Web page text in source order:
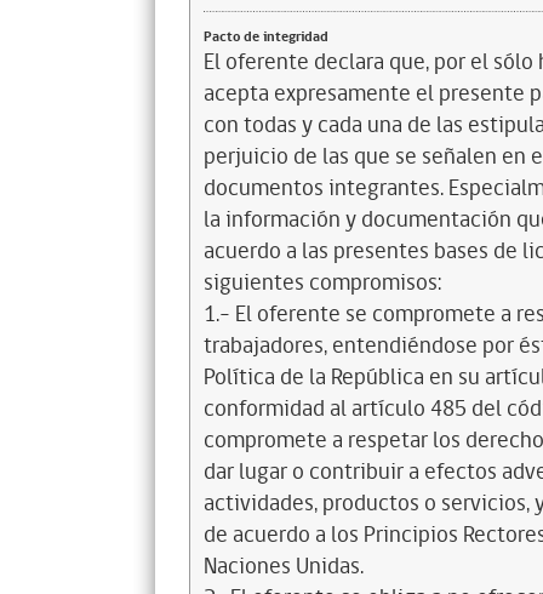
Pacto de integridad
El oferente declara que, por el
acepta expresamente el presente
con todas y cada una de las
perjuicio de las que se señalen en
documentos integrantes.
la información y documentación
acuerdo a las presentes bases de
siguientes compromisos:
1.- El oferente se compromete a
trabajadores, entendiéndose por
Política de la República en su
conformidad al artículo 485 del
compromete a respetar los
dar lugar o contribuir a efectos
actividades, productos o servicios,
de acuerdo a los Principios
Naciones Unidas.